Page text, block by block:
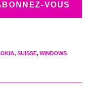
VOUS
, SUISSE, WINDOWS